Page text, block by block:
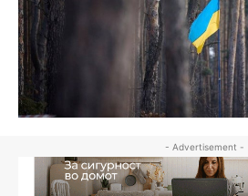
- Advertisement -